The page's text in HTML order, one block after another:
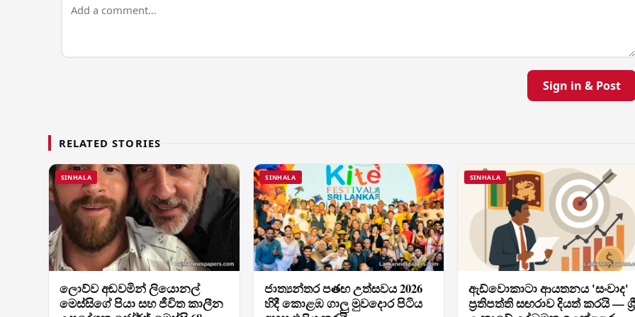
Sign in & Post
RELATED STORIES
SINHALA
ලොව්ව අඬවමින් ලියොනල්
මෙස්සිගේ පියා සහ ජීවිත කාලීන
SINHALA
ජාත්‍යන්තර පతඟ උත්සවය 2026
හිදී කොළඹ ගාලු මුවදොර පිටිය
SINHALA
ඇඩ්වොකාටා ආයතනය 'සංවාද'
ප්‍රතිපත්ති සඟරාව දියත් කරයි —